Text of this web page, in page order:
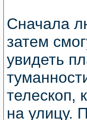
Сначала
затем
увидеть
телескоп,
на улицу.